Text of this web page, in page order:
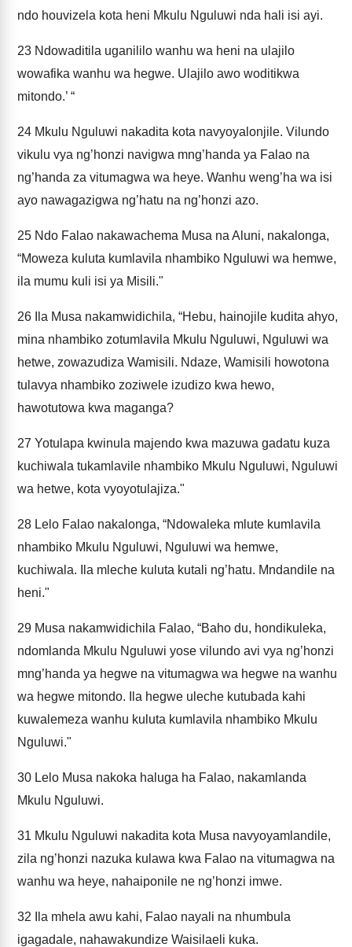
ndo houvizela kota heni Mkulu Nguluwi nda hali isi ayi.
23 Ndowaditila uganililo wanhu wa heni na ulajilo
wowafika wanhu wa hegwe. Ulajilo awo woditikwa
mitondo.’ “
24 Mkulu Nguluwi nakadita kota navyoyalonjile. Vilundo
vikulu vya ng’honzi navigwa mng’handa ya Falao na
ng’handa za vitumagwa wa heye. Wanhu weng’ha wa isi
ayo nawagazigwa ng’hatu na ng’honzi azo.
25 Ndo Falao nakawachema Musa na Aluni, nakalonga,
“Moweza kuluta kumlavila nhambiko Nguluwi wa hemwe,
ila mumu kuli isi ya Misili."
26 Ila Musa nakamwidichila, “Hebu, hainojile kudita ahyo,
mina nhambiko zotumlavila Mkulu Nguluwi, Nguluwi wa
hetwe, zowazudiza Wamisili. Ndaze, Wamisili howotona
tulavya nhambiko zoziwele izudizo kwa hewo,
hawotutowa kwa maganga?
27 Yotulapa kwinula majendo kwa mazuwa gadatu kuza
kuchiwala tukamlavile nhambiko Mkulu Nguluwi, Nguluwi
wa hetwe, kota vyoyotulajiza."
28 Lelo Falao nakalonga, “Ndowaleka mlute kumlavila
nhambiko Mkulu Nguluwi, Nguluwi wa hemwe,
kuchiwala. Ila mleche kuluta kutali ng’hatu. Mndandile na
heni."
29 Musa nakamwidichila Falao, “Baho du, hondikuleka,
ndomlanda Mkulu Nguluwi yose vilundo avi vya ng’honzi
mng’handa ya hegwe na vitumagwa wa hegwe na wanhu
wa hegwe mitondo. Ila hegwe uleche kutubada kahi
kuwalemeza wanhu kuluta kumlavila nhambiko Mkulu
Nguluwi."
30 Lelo Musa nakoka haluga ha Falao, nakamlanda
Mkulu Nguluwi.
31 Mkulu Nguluwi nakadita kota Musa navyoyamlandile,
zila ng’honzi nazuka kulawa kwa Falao na vitumagwa na
wanhu wa heye, nahaiponile ne ng’honzi imwe.
32 Ila mhela awu kahi, Falao nayali na nhumbula
igagadale, nahawakundize Waisilaeli kuka.